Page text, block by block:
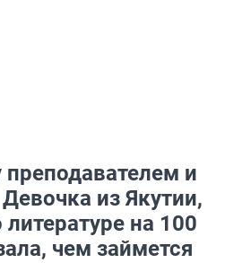
и
из Якутии,
на 100
чем займется